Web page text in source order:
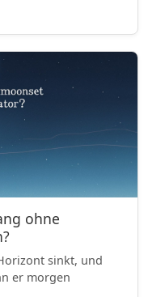
ohne
sinkt, und
er morgen